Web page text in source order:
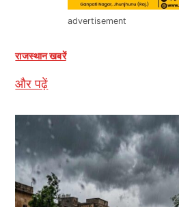
advertisement
राजस्थान खबरें
और पढ़ें